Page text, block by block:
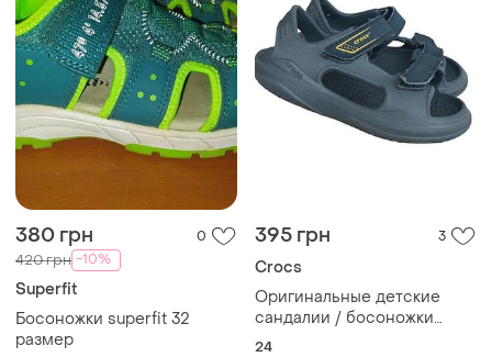
380 грн 0
420 грн -10%
Superfit
Босоножки superfit 32
размер
395 грн 3
Crocs
Оригинальные детские
сандалии / босоножки
crocs (размер c7)
24